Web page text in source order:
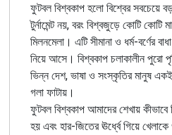
ফুটবল বিশ্বকাপ হলো বিশ্বের সবচেয়ে
টুর্নামেন্ট নয়, বরং বিশ্বজুড়ে কোটি কোটি
মিলনমেলা। এটি সীমানা ও ধর্ম-বর্ণের বাধা
নিয়ে আসে। বিশ্বকাপ চলাকালীন পুরো
ভিন্ন দেশ, ভাষা ও সংস্কৃতির মানুষ একই
গলা ফাটায়।
ফুটবল বিশ্বকাপ আমাদের শেখায় কীভাবে
হয় এবং হার-জিতের ঊর্ধ্বে গিয়ে খেলাকে